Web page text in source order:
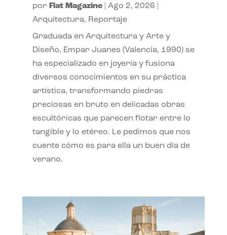
por Flat Magazine| Ago 2, 2026
Arquitectura, Reportaje
Graduada en Arquitectura y Arte y
Diseño, Empar Juanes (Valencia, 1990) se
ha especializado en joyería y fusiona
diversos conocimientos en su práctica
artística, transformando piedras
preciosas en bruto en delicadas obras
escultóricas que parecen flotar entre lo
tangible y lo etéreo. Le pedimos que nos
cuente cómo es para ella un buen día de
verano.